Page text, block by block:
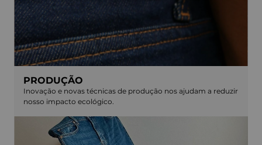
PRODUÇÃO
Inovação e novas técnicas de produção nos ajudam a reduzir
nosso impacto ecológico.